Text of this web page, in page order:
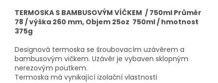
TERMOSKA S BAMBUSOVÝM VÍČKEM / 750ml Průměr
78 / výška 260 mm, Objem 25oz 750ml / hmotnost
375g
Designová termoska se šroubovacím uzávěrem a
bambusovým vičkem. Uzávěr je vybaven sklopným
nerezovým poutkem.
Termoska má vynikající izolační vlastnosti